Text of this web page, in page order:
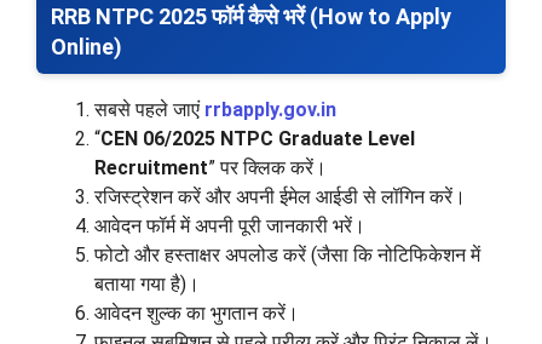
RRB NTPC 2025 फॉर्म कैसे भरें (How to Apply
Online)
सबसे पहले जाएं rrbapply.gov.in
“CEN 06/2025 NTPC Graduate Level
Recruitment” पर क्लिक करें।
रजिस्ट्रेशन करें और अपनी ईमेल आईडी से लॉगिन करें।
आवेदन फॉर्म में अपनी पूरी जानकारी भरें।
फोटो और हस्ताक्षर अपलोड करें (जैसा कि नोटिफिकेशन में
बताया गया है)।
आवेदन शुल्क का भुगतान करें।